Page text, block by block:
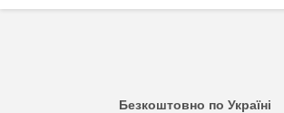
Безкоштовно по Україні